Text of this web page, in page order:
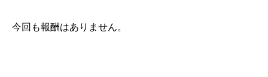
今回も報酬はありません。